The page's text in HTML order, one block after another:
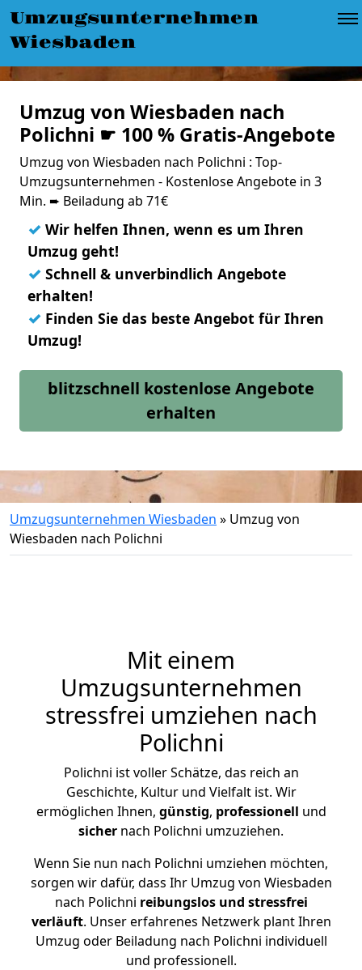
Umzugsunternehmen
Wiesbaden
Umzug von Wiesbaden nach
Polichni ☛ 100 % Gratis-Angebote
Umzug von Wiesbaden nach Polichni : Top-
Umzugsunternehmen - Kostenlose Angebote in 3
Min. ➨ Beiladung ab 71€
✓ Wir helfen Ihnen, wenn es um Ihren
Umzug geht!
✓ Schnell & unverbindlich Angebote
erhalten!
✓ Finden Sie das beste Angebot für Ihren
Umzug!
blitzschnell kostenlose Angebote
erhalten
Umzugsunternehmen Wiesbaden » Umzug von
Wiesbaden nach Polichni
Mit einem
Umzugsunternehmen
stressfrei umziehen nach
Polichni
Polichni ist voller Schätze, das reich an
Geschichte, Kultur und Vielfalt ist. Wir
ermöglichen Ihnen, günstig, professionell und
sicher nach Polichni umzuziehen.
Wenn Sie nun nach Polichni umziehen möchten,
sorgen wir dafür, dass Ihr Umzug von Wiesbaden
nach Polichni reibungslos und stressfrei
verläuft. Unser erfahrenes Netzwerk plant Ihren
Umzug oder Beiladung nach Polichni individuell
und professionell.